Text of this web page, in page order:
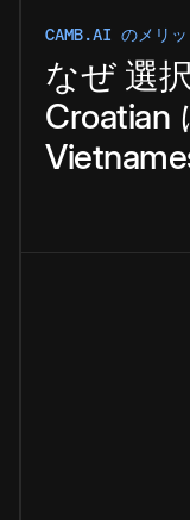
CAMB.AI のメリッ
なぜ 選択
Croatian